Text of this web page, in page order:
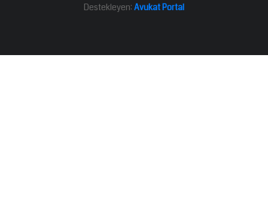
Destekleyen: Avukat Portal